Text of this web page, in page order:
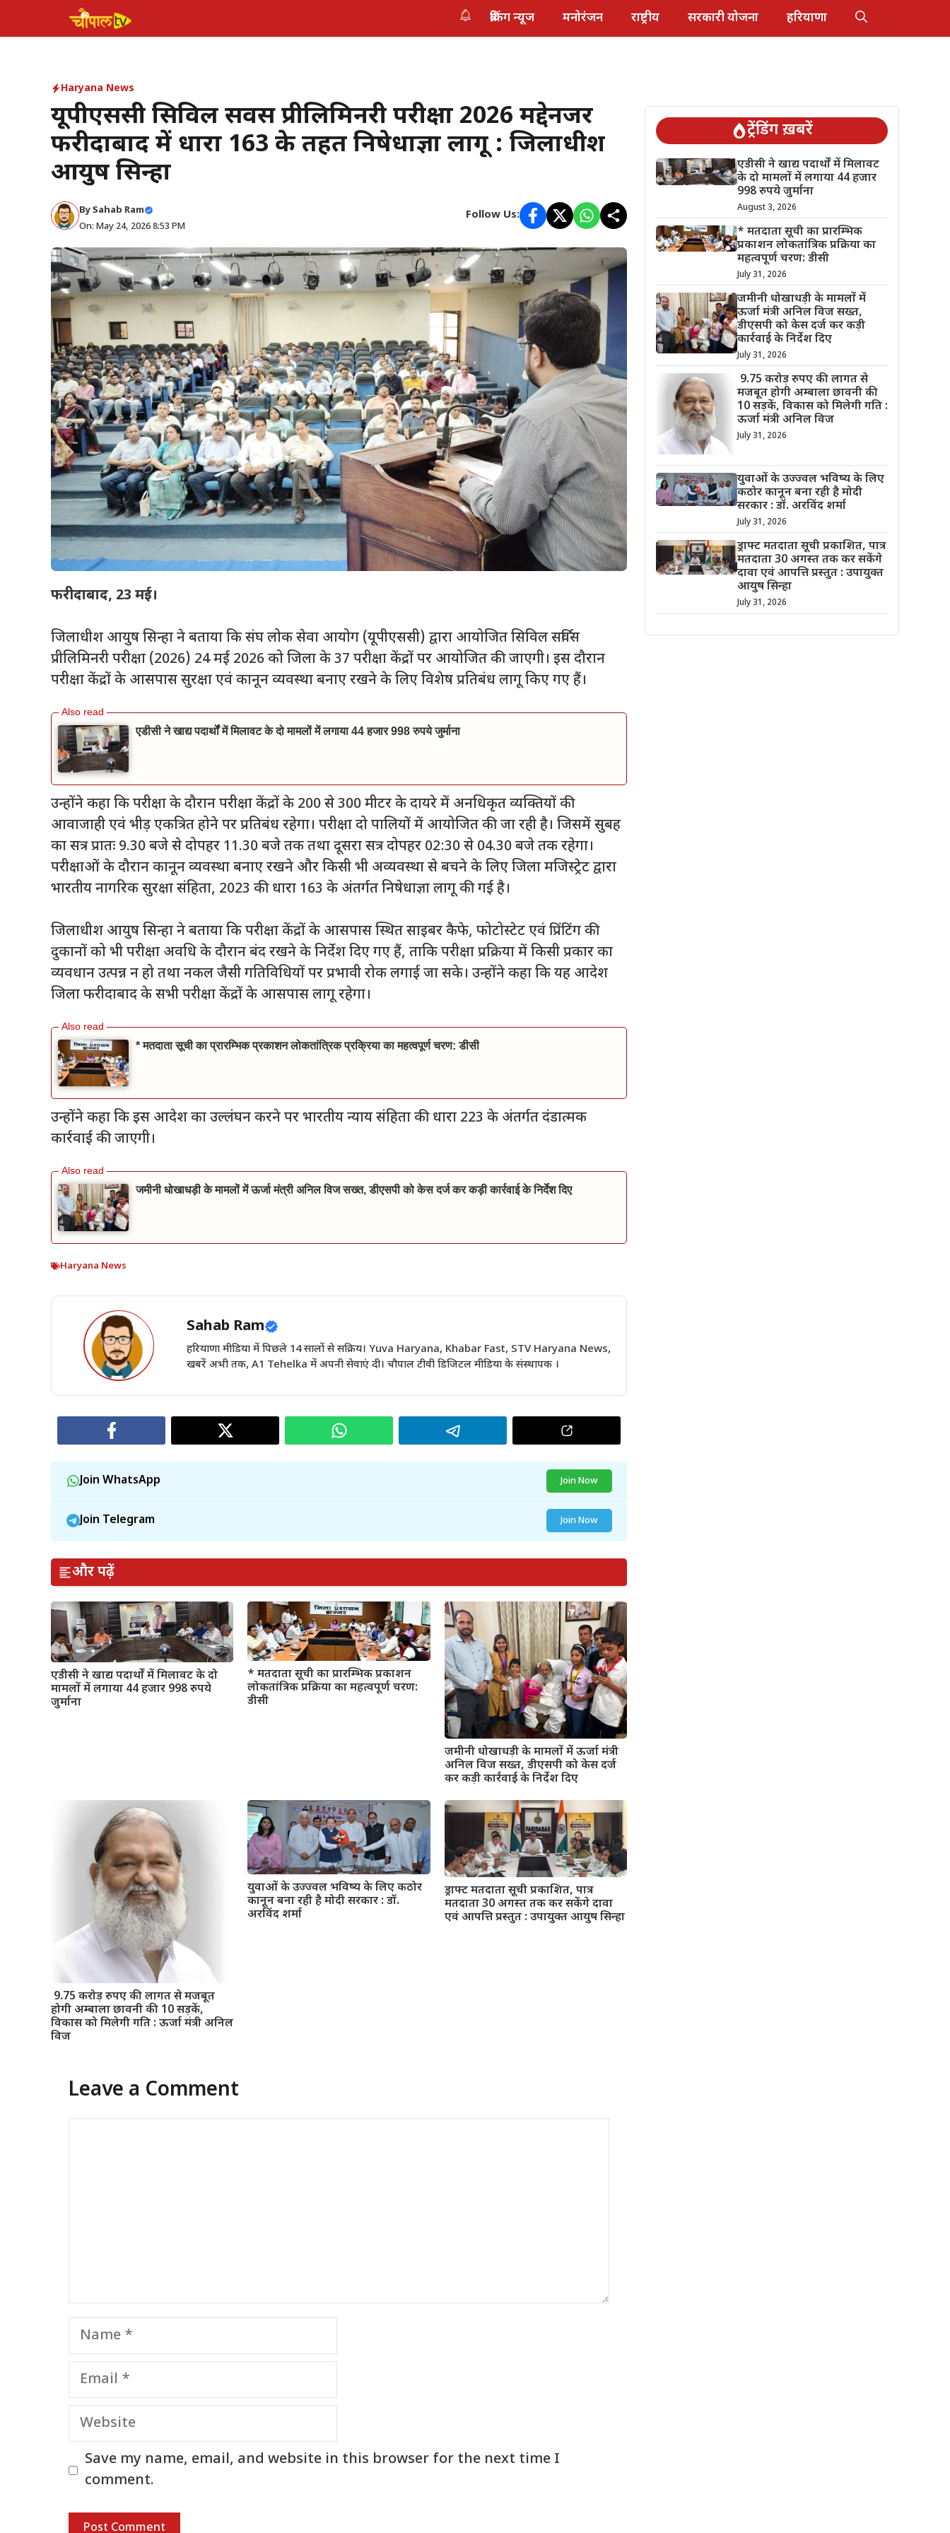
ब्रेकिंग न्यूज मनोरंजन राष्ट्रीय सरकारी योजना हरियाणा
Haryana News
यूपीएससी सिविल सर्विस प्रीलिमिनरी परीक्षा 2026 मद्देनजर
फरीदाबाद में धारा 163 के तहत निषेधाज्ञा लागू : जिलाधीश
आयुष सिन्हा
By Sahab Ram
On: May 24, 2026 8:53 PM
Follow Us:
फरीदाबाद, 23 मई।
जिलाधीश आयुष सिन्हा ने बताया कि संघ लोक सेवा आयोग (यूपीएससी) द्वारा आयोजित सिविल सर्विस
प्रीलिमिनरी परीक्षा (2026) 24 मई 2026 को जिला के 37 परीक्षा केंद्रों पर आयोजित की जाएगी। इस दौरान
परीक्षा केंद्रों के आसपास सुरक्षा एवं कानून व्यवस्था बनाए रखने के लिए विशेष प्रतिबंध लागू किए गए हैं।
एडीसी ने खाद्य पदार्थों में मिलावट के दो मामलों में लगाया 44 हजार 998 रुपये जुर्माना
उन्होंने कहा कि परीक्षा के दौरान परीक्षा केंद्रों के 200 से 300 मीटर के दायरे में अनधिकृत व्यक्तियों की
आवाजाही एवं भीड़ एकत्रित होने पर प्रतिबंध रहेगा। परीक्षा दो पालियों में आयोजित की जा रही है। जिसमें सुबह
का सत्र प्रातः 9.30 बजे से दोपहर 11.30 बजे तक तथा दूसरा सत्र दोपहर 02:30 से 04.30 बजे तक रहेगा।
परीक्षाओं के दौरान कानून व्यवस्था बनाए रखने और किसी भी अव्यवस्था से बचने के लिए जिला मजिस्ट्रेट द्वारा
भारतीय नागरिक सुरक्षा संहिता, 2023 की धारा 163 के अंतर्गत निषेधाज्ञा लागू की गई है।
जिलाधीश आयुष सिन्हा ने बताया कि परीक्षा केंद्रों के आसपास स्थित साइबर कैफे, फोटोस्टेट एवं प्रिंटिंग की
दुकानों को भी परीक्षा अवधि के दौरान बंद रखने के निर्देश दिए गए हैं, ताकि परीक्षा प्रक्रिया में किसी प्रकार का
व्यवधान उत्पन्न न हो तथा नकल जैसी गतिविधियों पर प्रभावी रोक लगाई जा सके। उन्होंने कहा कि यह आदेश
जिला फरीदाबाद के सभी परीक्षा केंद्रों के आसपास लागू रहेगा।
* मतदाता सूची का प्रारम्भिक प्रकाशन लोकतांत्रिक प्रक्रिया का महत्वपूर्ण चरण: डीसी
उन्होंने कहा कि इस आदेश का उल्लंघन करने पर भारतीय न्याय संहिता की धारा 223 के अंतर्गत दंडात्मक
कार्रवाई की जाएगी।
जमीनी धोखाधड़ी के मामलों में ऊर्जा मंत्री अनिल विज सख्त, डीएसपी को केस दर्ज कर कड़ी कार्रवाई के निर्देश दिए
Haryana News
Sahab Ram
हरियाणा मीडिया में पिछले 14 सालों से सक्रिय। Yuva Haryana, Khabar Fast, STV Haryana News,
खबरें अभी तक, A1 Tehelka में अपनी सेवाएं दी। चौपाल टीवी डिजिटल मीडिया के संस्थापक ।
Join WhatsApp Join Now
Join Telegram Join Now
और पढ़ें
एडीसी ने खाद्य पदार्थों में मिलावट के दो
मामलों में लगाया 44 हजार 998 रुपये
जुर्माना
* मतदाता सूची का प्रारम्भिक प्रकाशन
लोकतांत्रिक प्रक्रिया का महत्वपूर्ण चरण:
डीसी
जमीनी धोखाधड़ी के मामलों में ऊर्जा मंत्री
अनिल विज सख्त, डीएसपी को केस दर्ज
कर कड़ी कार्रवाई के निर्देश दिए
9.75 करोड़ रुपए की लागत से मजबूत
होगी अम्बाला छावनी की 10 सड़कें,
विकास को मिलेगी गति : ऊर्जा मंत्री अनिल
विज
युवाओं के उज्ज्वल भविष्य के लिए कठोर
कानून बना रही है मोदी सरकार : डॉ.
अरविंद शर्मा
ड्राफ्ट मतदाता सूची प्रकाशित, पात्र
मतदाता 30 अगस्त तक कर सकेंगे दावा
एवं आपत्ति प्रस्तुत : उपायुक्त आयुष सिन्हा
Leave a Comment
Name
Email
Website
Save my name, email, and website in this browser for the next time I
comment.
ट्रेंडिंग ख़बरें
एडीसी ने खाद्य पदार्थों में मिलावट
के दो मामलों में लगाया 44 हजार
998 रुपये जुर्माना
August 3, 2026
* मतदाता सूची का प्रारम्भिक
प्रकाशन लोकतांत्रिक प्रक्रिया का
महत्वपूर्ण चरण: डीसी
July 31, 2026
जमीनी धोखाधड़ी के मामलों में
ऊर्जा मंत्री अनिल विज सख्त,
डीएसपी को केस दर्ज कर कड़ी
कार्रवाई के निर्देश दिए
July 31, 2026
9.75 करोड़ रुपए की लागत से
मजबूत होगी अम्बाला छावनी की
10 सड़कें, विकास को मिलेगी गति :
ऊर्जा मंत्री अनिल विज
July 31, 2026
युवाओं के उज्ज्वल भविष्य के लिए
कठोर कानून बना रही है मोदी
सरकार : डॉ. अरविंद शर्मा
July 31, 2026
ड्राफ्ट मतदाता सूची प्रकाशित, पात्र
मतदाता 30 अगस्त तक कर सकेंगे
दावा एवं आपत्ति प्रस्तुत : उपायुक्त
आयुष सिन्हा
July 31, 2026